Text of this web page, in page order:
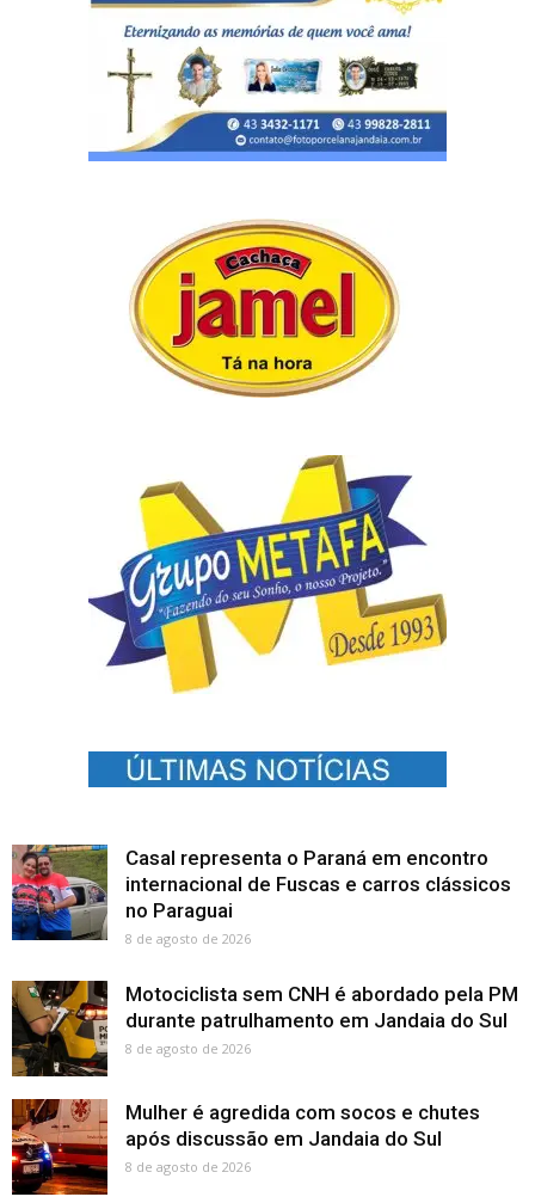
Casal representa o Paraná em encontro
internacional de Fuscas e carros clássicos
no Paraguai
8 de agosto de 2026
Motociclista sem CNH é abordado pela PM
durante patrulhamento em Jandaia do Sul
8 de agosto de 2026
Mulher é agredida com socos e chutes
após discussão em Jandaia do Sul
8 de agosto de 2026